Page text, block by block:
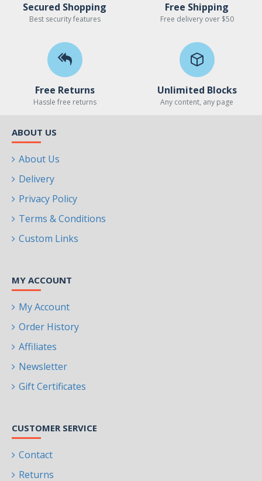
Secured Shopping
Best security features
Free Shipping
Free delivery over $50
Free Returns
Hassle free returns
Unlimited Blocks
Any content, any page
ABOUT US
About Us
Delivery
Privacy Policy
Terms & Conditions
Custom Links
MY ACCOUNT
My Account
Order History
Affiliates
Newsletter
Gift Certificates
CUSTOMER SERVICE
Contact
Returns